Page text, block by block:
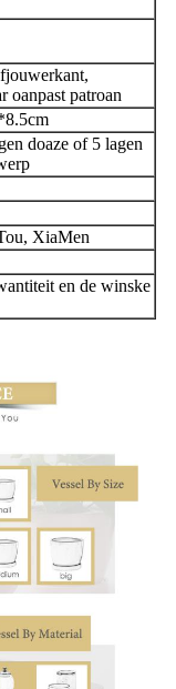
oanpast patroan
doaze of 5 lagen
XiaMen
en de winske